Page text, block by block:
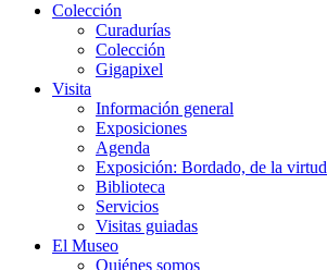
Colección
Curadurías
Colección
Gigapixel
Visita
Información general
Exposiciones
Agenda
Exposición: Bordado, de la virtud
Biblioteca
Servicios
Visitas guiadas
El Museo
Quiénes somos